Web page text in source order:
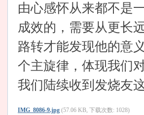
由心感怀从来都不是
成效的，需要从更长
路转才能发现他的意
个主旋律，体现我们
我们陆续收到发烧友
IMG_8086-9.jpg (57.06 KB, 下载次数: 1028)